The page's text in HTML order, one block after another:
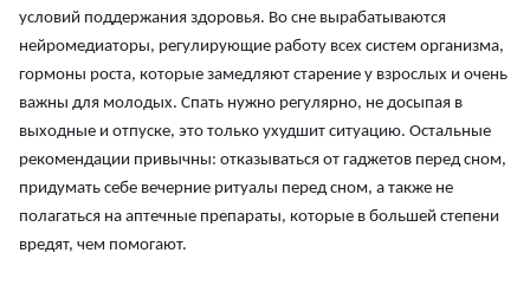
условий поддержания здоровья. Во сне вырабатываются
нейромедиаторы, регулирующие работу всех систем организма,
гормоны роста, которые замедляют старение у взрослых и очень
важны для молодых. Спать нужно регулярно, не досыпая в
выходные и отпуске, это только ухудшит ситуацию. Остальные
рекомендации привычны: отказываться от гаджетов перед сном,
придумать себе вечерние ритуалы перед сном, а также не
полагаться на аптечные препараты, которые в большей степени
вредят, чем помогают.